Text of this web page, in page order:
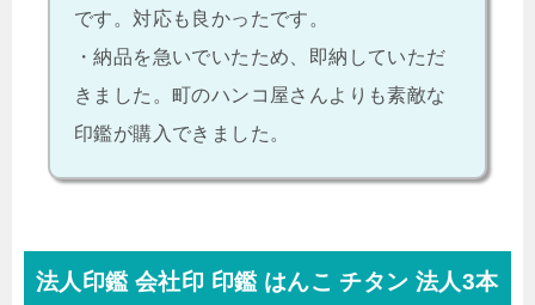
です。対応も良かったです。
・納品を急いでいたため、即納していただ
きました。町のハンコ屋さんよりも素敵な
印鑑が購入できました。
法人印鑑 会社印 印鑑 はんこ チタン 法人3本